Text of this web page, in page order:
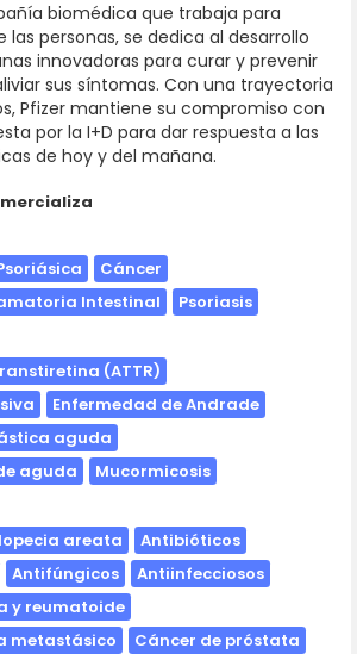
biomédica que trabaja para
las personas, se dedica al desarrollo
innovadoras para curar y prevenir
sus síntomas. Con una trayectoria
Pfizer mantiene su compromiso con
por la I+D para dar respuesta a las
de hoy y del mañana.
Cáncer
Intestinal
Psoriasis
(ATTR)
Enfermedad de Andrade
aguda
aguda
Mucormicosis
areata
Antibióticos
Antifúngicos
Antiinfecciosos
y reumatoide
metastásico
Cáncer de próstata